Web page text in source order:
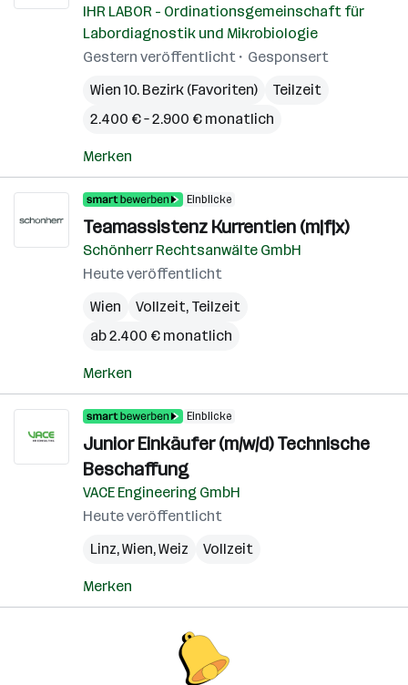
IHR LABOR - Ordinationsgemeinschaft für
Labordiagnostik und Mikrobiologie
Gestern veröffentlicht
Gesponsert
Wien 10. Bezirk (Favoriten)
Teilzeit
2.400 € – 2.900 € monatlich
Merken
Einblicke
Teamassistenz Kurrentien (m|f|x)
Schönherr Rechtsanwälte GmbH
Heute veröffentlicht
Wien
Vollzeit, Teilzeit
ab 2.400 € monatlich
Merken
Einblicke
Junior Einkäufer (m/w/d) Technische
Beschaffung
VACE Engineering GmbH
Heute veröffentlicht
Linz,Wien,Weiz Vollzeit
Merken